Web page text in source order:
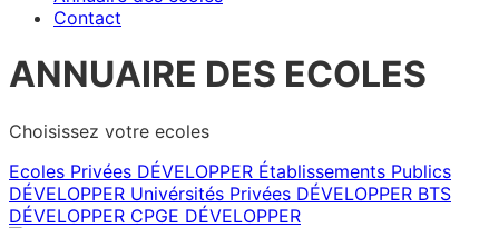
Contact
ANNUAIRE DES ECOLES
Choisissez votre ecoles
Ecoles Privées DÉVELOPPER Établissements Publics
DÉVELOPPER Univérsités Privées DÉVELOPPER BTS
DÉVELOPPER CPGE DÉVELOPPER